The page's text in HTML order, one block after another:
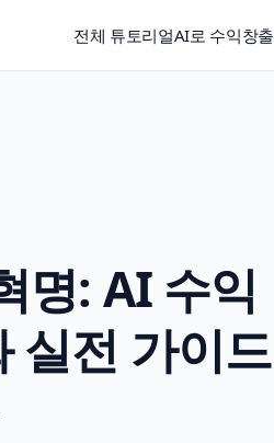
전체 튜토리얼AI로 수익창출
명: AI 수익
실전 가이드